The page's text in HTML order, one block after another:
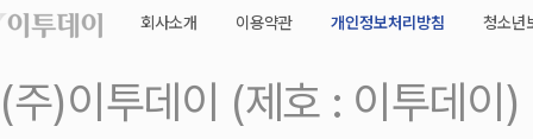
회사소개 이용약관 개인정보처리방침 청소년
(주)이투데이 (제호 : 이투데